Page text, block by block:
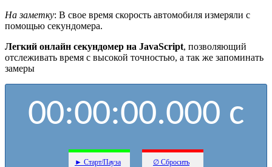
На заметку: В свое время скорость автомобиля измеряли с
помощью секундомера.
Легкий онлайн секундомер на JavaScript, позволяющий
отслеживать время с высокой точностью, а так же запоминать
замеры
00:00:00.000 с
► Старт/Пауза ∅ Сбросить